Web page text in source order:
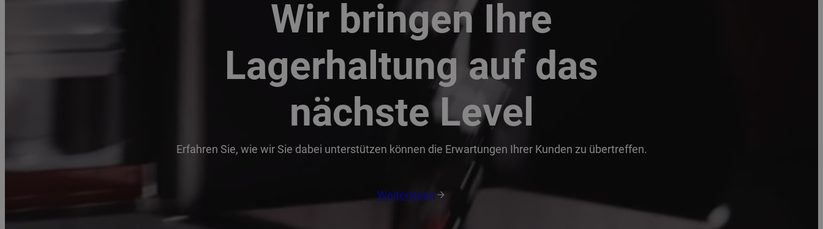
Wir bringen Ihre
Lagerhaltung auf das
nächste Level
Erfahren Sie, wie wir Sie dabei unterstützen können die Erwartungen Ihrer Kunden zu übertreffen.
Weiterlesen